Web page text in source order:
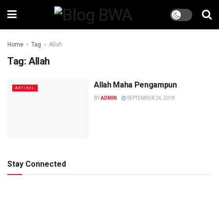
Home Tag Allah
Tag: Allah
ARTIKEL Allah Maha Pengampun
BYADMIN SEPTEMBER 24, 2018
Stay Connected